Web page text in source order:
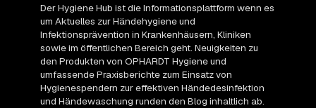
Der Hygiene Hub ist die Informationsplattform wenn es
um Aktuelles zur Händehygiene und
Infektionsprävention in Krankenhäusern, Kliniken
sowie im öffentlichen Bereich geht. Neuigkeiten zu
den Produkten von OPHARDT Hygiene und
umfassende Praxisberichte zum Einsatz von
Hygienespendern zur effektiven Händedesinfektion
und Händewaschung runden den Blog inhaltlich ab.